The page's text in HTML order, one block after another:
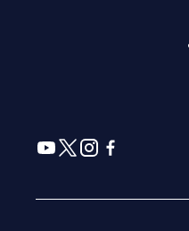
(opens in a new tab)